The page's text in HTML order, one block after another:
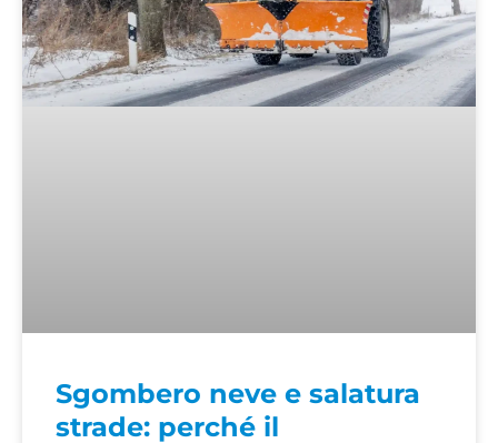
Sgombero neve e salatura
strade: perché il